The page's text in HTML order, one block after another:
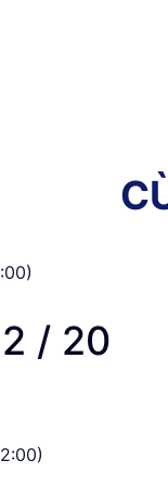
C
/ 20